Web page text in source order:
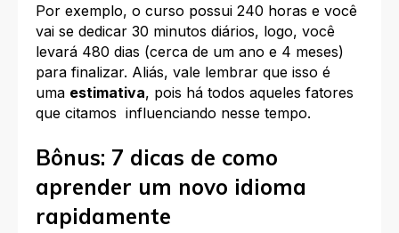
Por exemplo, o curso possui 240 horas e você
vai se dedicar 30 minutos diários, logo, você
levará 480 dias (cerca de um ano e 4 meses)
para finalizar. Aliás, vale lembrar que isso é
uma estimativa, pois há todos aqueles fatores
que citamos influenciando nesse tempo.
Bônus: 7 dicas de como
aprender um novo idioma
rapidamente